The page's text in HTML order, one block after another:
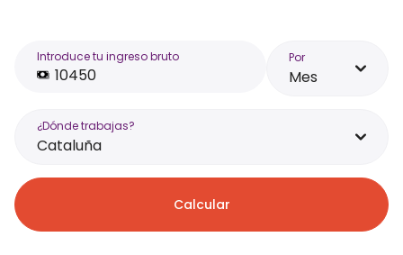
Introduce tu ingreso bruto Por
Mes
¿Dónde trabajas?
Cataluña
Calcular